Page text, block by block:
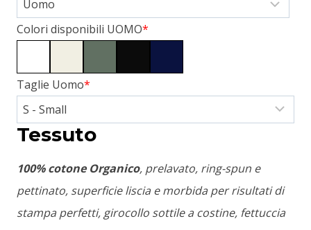
*
Colori disponibili UOMO
*
Taglie Uomo
Tessuto
100% cotone Organico, prelavato, ring-spun e
pettinato, superficie liscia e morbida per risultati di
stampa perfetti, girocollo sottile a costine, fettuccia